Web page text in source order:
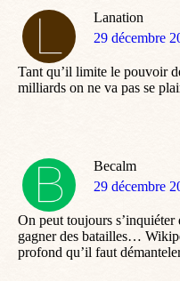
Lanation
dit
29 décembre
Tant qu’il limite le pouvoir
milliards on ne va pas se
Becalm
dit
29 décembre
On peut toujours s’inquiéter
gagner des batailles…
profond qu’il faut